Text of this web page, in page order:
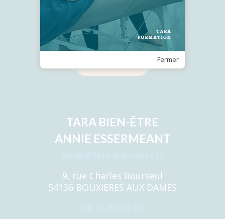
Recevez notre Newsletter
TARA BIEN-ÊTRE
ANNIE ESSERMEANT
annie@tara-bien-etre.fr
9, rue Charles Bourseul
54136 BOUXIERES AUX DAMES
06 35 20 20 85
Fermer